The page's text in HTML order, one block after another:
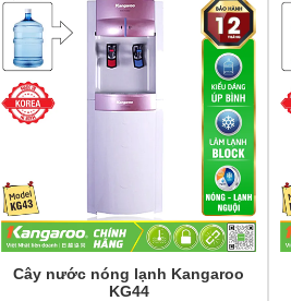
Cây nước nóng lạnh Kangaroo
KG44